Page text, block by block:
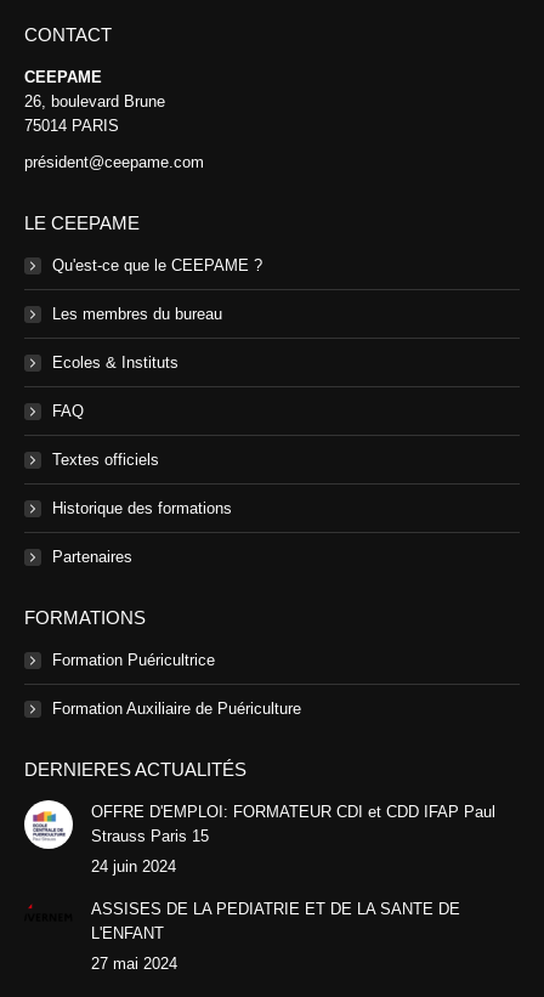
CONTACT
CEEPAME
26, boulevard Brune
75014 PARIS
président@ceepame.com
LE CEEPAME
Qu'est-ce que le CEEPAME ?
Les membres du bureau
Ecoles & Instituts
FAQ
Textes officiels
Historique des formations
Partenaires
FORMATIONS
Formation Puéricultrice
Formation Auxiliaire de Puériculture
DERNIERES ACTUALITÉS
OFFRE D'EMPLOI: FORMATEUR CDI et CDD IFAP Paul
Strauss Paris 15
24 juin 2024
ASSISES DE LA PEDIATRIE ET DE LA SANTE DE
L'ENFANT
27 mai 2024